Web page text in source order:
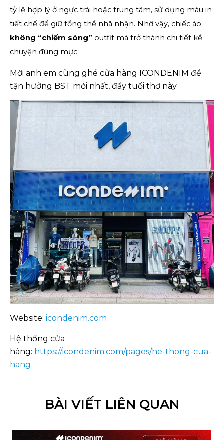
tỷ lệ hợp lý ở ngực trái hoặc trung tâm, sử dụng màu in
không “chiếm sóng” outfit mà trở thành chi tiết kể
chuyện đúng mực.
Mời anh em cùng ghé cửa hàng ICONDENIM để
tận hưởng BST mới nhất, đầy tuổi thơ này
Website: icondenim.com
Hệ thống cửa
hàng: https://icondenim.com/pages/he-thong-cua-
hang
BÀI VIẾT LIÊN QUAN